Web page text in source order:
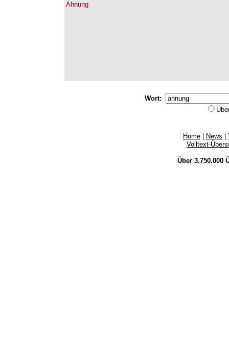
Ahnung
Wort:
Home News
Volltext-
Über 3.750.000